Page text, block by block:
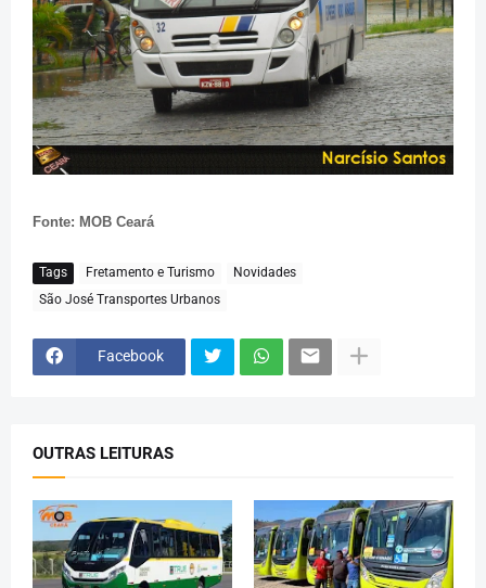
Fonte: MOB Ceará
Tags Fretamento e Turismo
Novidades
São José Transportes Urbanos
Facebook
OUTRAS LEITURAS